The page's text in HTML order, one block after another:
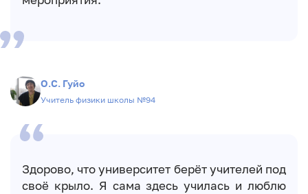
О.С. Гуйо
Учитель физики школы №94
Здорово, что университет берёт учителей под
своё крыло. Я сама здесь училась и люблю